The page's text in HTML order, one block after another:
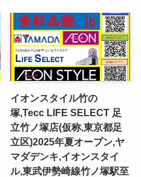
イオンスタイル竹の
塚,Tecc LIFE SELECT ⾜
⽴⽵ノ塚店(仮称,東京都足
立区)2025年夏オープン,ヤ
マダデンキ,イオンスタイ
ル,東武伊勢崎線竹ノ塚駅至